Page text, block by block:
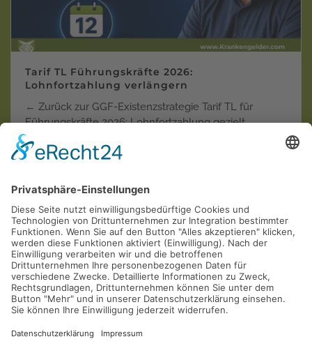
Tarif TL Führungskräfte 2026:
Lohnfortzahlung verlängern
← Zurück zur GGF-Existenzstrategie Tarif TL für
Führungskräfte 2026: Lohnfortzahlung gezielt
verlänger…
Krankentagegeld der "Privaten"
Krankenversicherungen in der Einzel-Kritik
AOL Allianz ARAG AXA Barmenia
Continentale Deutscher Ring DEVK
Debeka DFV DKV Generali
Hallesche HanseMerkur